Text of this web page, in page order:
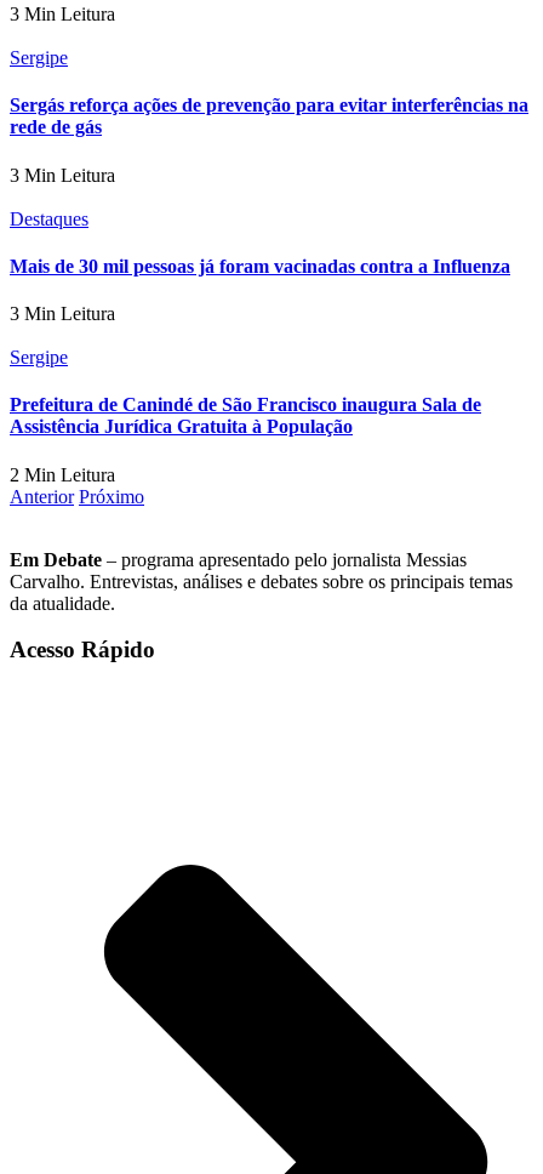
3 Min Leitura
Sergipe
Sergás reforça ações de prevenção para evitar interferências na
rede de gás
3 Min Leitura
Destaques
Mais de 30 mil pessoas já foram vacinadas contra a Influenza
3 Min Leitura
Sergipe
Prefeitura de Canindé de São Francisco inaugura Sala de
Assistência Jurídica Gratuita à População
2 Min Leitura
Anterior Próximo
Em Debate – programa apresentado pelo jornalista Messias
Carvalho. Entrevistas, análises e debates sobre os principais temas
da atualidade.
Acesso Rápido